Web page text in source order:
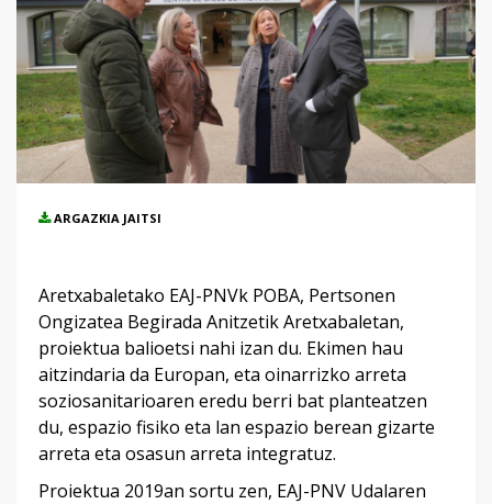
ARGAZKIA JAITSI
Aretxabaletako EAJ-PNVk POBA, Pertsonen
Ongizatea Begirada Anitzetik Aretxabaletan,
proiektua balioetsi nahi izan du. Ekimen hau
aitzindaria da Europan, eta oinarrizko arreta
soziosanitarioaren eredu berri bat planteatzen
du, espazio fisiko eta lan espazio berean gizarte
arreta eta osasun arreta integratuz.
Proiektua 2019an sortu zen, EAJ-PNV Udalaren